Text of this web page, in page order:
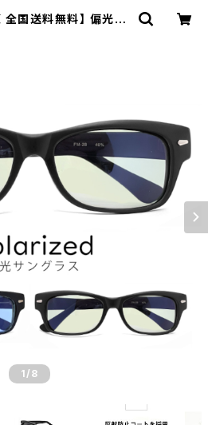
全国送料無料】 偏光サ
1 /8